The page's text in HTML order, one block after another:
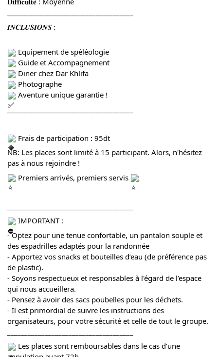
𝑰𝑵𝑪𝑳𝑼𝑺𝑰𝑶𝑵𝑺 :
Equipement de spéléologie
Guide et Accompagnement
Diner chez Dar Khlifa
Photographe
Aventure unique garantie !
_____________________________________
Frais de participation : 95dt
NB: Les places sont limité à 15 participant. Alors, n'hésitez
pas à nous rejoindre !
Premiers arrivés, premiers servis
IMPORTANT :
- Optez pour une tenue confortable, un pantalon souple et
des espadrilles adaptés pour la randonnée
- Apportez vos snacks et bouteilles d’eau (de préférence pas
de plastic).
- Soyons respectueux et responsables à l'égard de l’espace
qui nous accueillera.
- Pensez à avoir des sacs poubelles pour les déchets.
- Il est primordial de suivre les instructions des
organisateurs, pour votre sécurité et celle de tout le groupe.
Les places sont remboursables dans le cas d’une